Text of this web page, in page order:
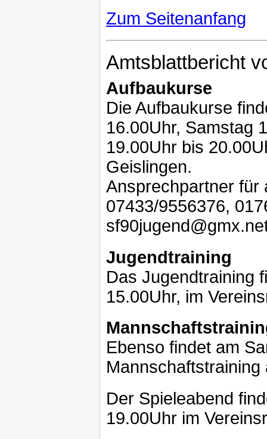
Zum Seitenanfang
Amtsblattbericht
Aufbaukurse
Die Aufbaukurse
16.00Uhr, Samstag
19.00Uhr bis
Geislingen.
Ansprechpartner für
07433/9556376,
Jugendtraining
Das Jugendtraining
15.00Uhr, im
Ebenso findet am
Der Spieleabend
19.00Uhr im